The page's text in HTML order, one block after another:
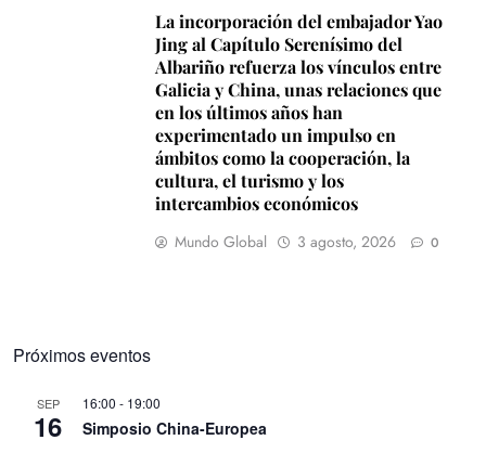
La incorporación del embajador Yao
Jing al Capítulo Serenísimo del
Albariño refuerza los vínculos entre
Galicia y China, unas relaciones que
en los últimos años han
experimentado un impulso en
ámbitos como la cooperación, la
cultura, el turismo y los
intercambios económicos
Mundo Global 3 agosto, 2026 0
Próximos eventos
SEP
16
16:00 - 19:00
Simposio China-Europea